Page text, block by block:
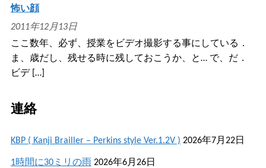
怖い顔
2011年12月13日
ここ数年、必ず、授業をビデオ撮影する事にしている．
ま、歳だし、残せる時に残しておこうか、と… で、だ．
ビデ […]
連絡
KBP ( Kanji Brailler – Perkins style Ver.1.2V ) 2026年7月22日
1時間に30ミリの雨 2026年6月26日